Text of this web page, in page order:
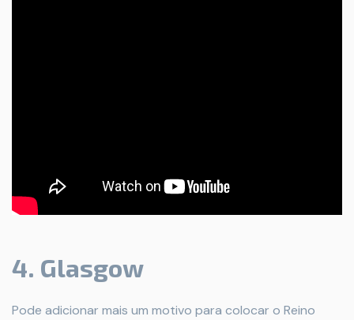
4. Glasgow
Pode adicionar mais um motivo para colocar o Reino